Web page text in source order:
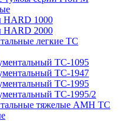
1000
2000
легкие ТС
TC-1095
TC-1947
TC-1995
TC-1995/2
тяжелые AMH TC